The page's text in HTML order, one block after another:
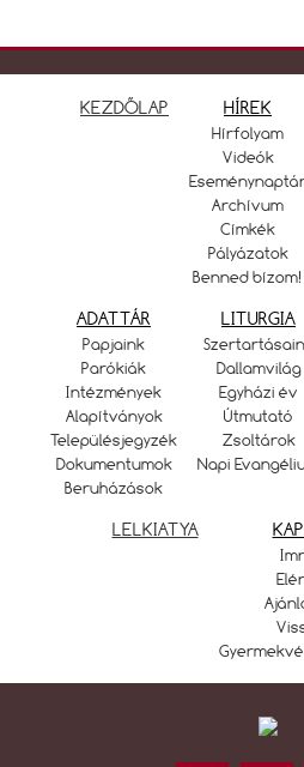
KEZDŐLAP HÍREK
Hírfolyam
Videók
Archívum
Címkék
Pályázatok
Benned bízom!
ADATTÁR
Papjaink
Parókiák
Intézmények
Alapítványok
Településjegyzék
Dokumentumok
Beruházások
LITURGIA
Dallamvilág
Egyházi év
Útmutató
Zsoltárok
Napi
LELKIATYA